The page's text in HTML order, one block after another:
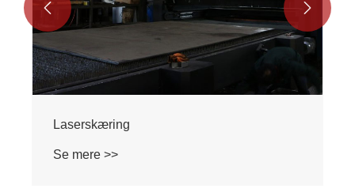
 